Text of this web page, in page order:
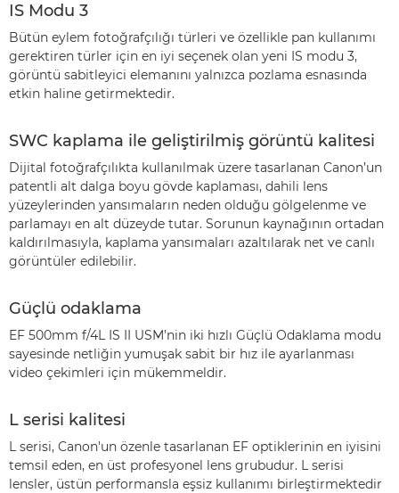
IS Modu 3
Bütün eylem fotoğrafçılığı türleri ve özellikle pan kullanımı
gerektiren türler için en iyi seçenek olan yeni IS modu 3,
görüntü sabitleyici elemanını yalnızca pozlama esnasında
etkin haline getirmektedir.
SWC kaplama ile geliştirilmiş görüntü kalitesi
Dijital fotoğrafçılıkta kullanılmak üzere tasarlanan Canon’un
patentli alt dalga boyu gövde kaplaması, dahili lens
yüzeylerinden yansımaların neden olduğu gölgelenme ve
parlamayı en alt düzeyde tutar. Sorunun kaynağının ortadan
kaldırılmasıyla, kaplama yansımaları azaltılarak net ve canlı
görüntüler edilebilir.
Güçlü odaklama
EF 500mm f/4L IS II USM’nin iki hızlı Güçlü Odaklama modu
sayesinde netliğin yumuşak sabit bir hız ile ayarlanması
video çekimleri için mükemmeldir.
L serisi kalitesi
L serisi, Canon'un özenle tasarlanan EF optiklerinin en iyisini
temsil eden, en üst profesyonel lens grubudur. L serisi
lensler, üstün performansla eşsiz kullanımı birleştirmektedir